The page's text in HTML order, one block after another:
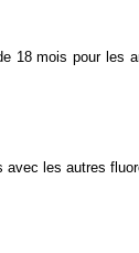
18 mois pour les
les autres